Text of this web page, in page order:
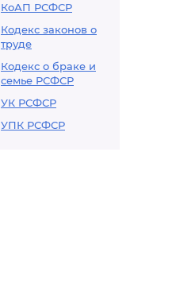
КоАП РСФСР
Кодекс законов о
труде
Кодекс о браке и
семье РСФСР
УК РСФСР
УПК РСФСР